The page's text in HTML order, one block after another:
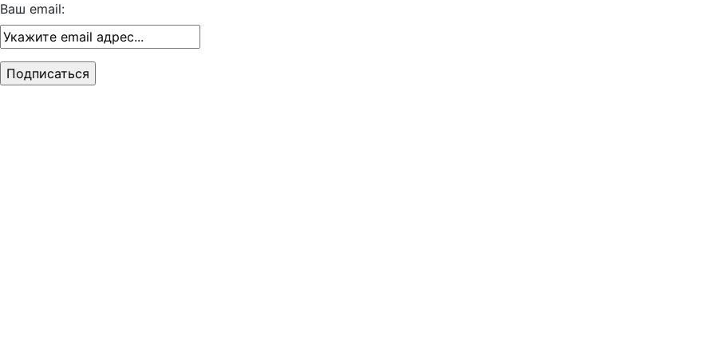
Ваш email: